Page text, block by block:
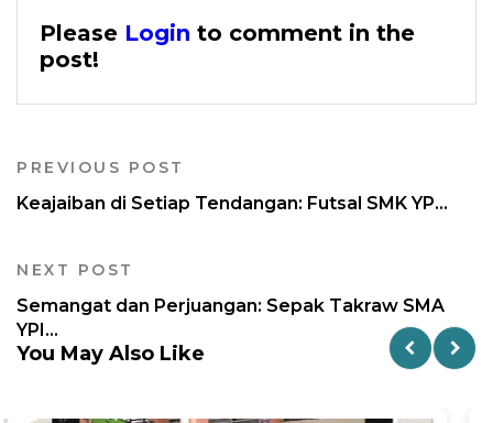
Please Login to comment in the
post!
PREVIOUS POST
Keajaiban di Setiap Tendangan: Futsal SMK YP...
NEXT POST
Semangat dan Perjuangan: Sepak Takraw SMA
YPI...
You May Also Like